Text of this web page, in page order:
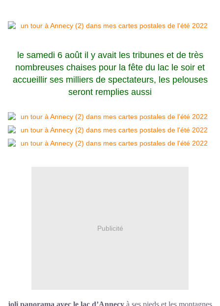
le samedi 6 août il y avait les tribunes et de très
nombreuses chaises pour la fête du lac le soir et
accueillir ses milliers de spectateurs, les pelouses
seront remplies aussi
Publicité